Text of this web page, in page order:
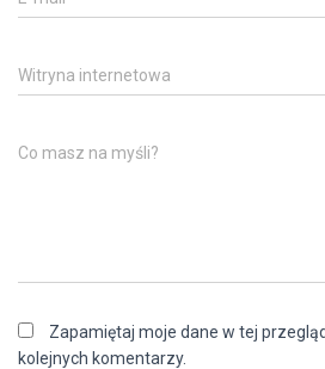
Witryna internetowa
Co masz na myśli?
Zapamiętaj moje dane w tej
kolejnych komentarzy.